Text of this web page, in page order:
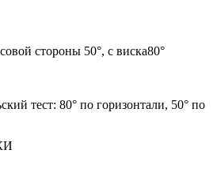
стороны 50°, с виска80°
тест: 80° по горизонтали, 50° по